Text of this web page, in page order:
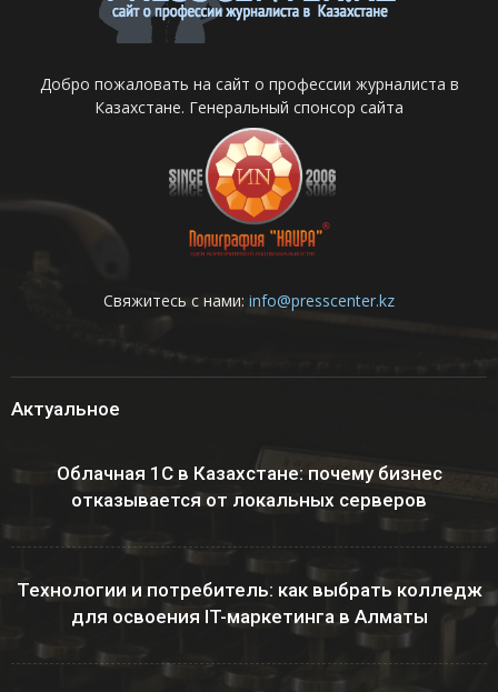
Добро пожаловать на сайт о профессии журналиста в
Казахстане. Генеральный спонсор сайта
Свяжитесь с нами: info@presscenter.kz
Актуальное
Облачная 1С в Казахстане: почему бизнес
отказывается от локальных серверов
Технологии и потребитель: как выбрать колледж
для освоения IT-маркетинга в Алматы